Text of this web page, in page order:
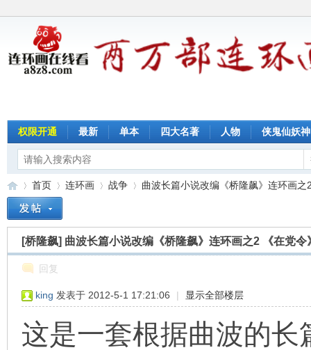
权限开通 最新 单本 四大名著 人物 侠鬼仙妖神
»
首页
›
连环画
›
战争
›
曲波长篇小说改编《桥隆飙》连环画之
[桥隆飙] 曲波长篇小说改编《桥隆飙》连环画之2 《在党令
回复
king 发表于 2012-5-1 17:21:06 | 显示全部楼层
这是一套根据曲波的